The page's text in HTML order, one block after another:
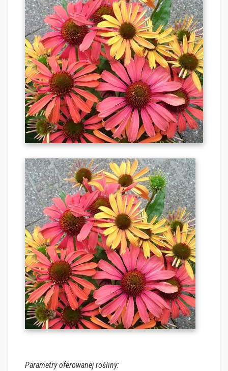
Parametry oferowanej rośliny: